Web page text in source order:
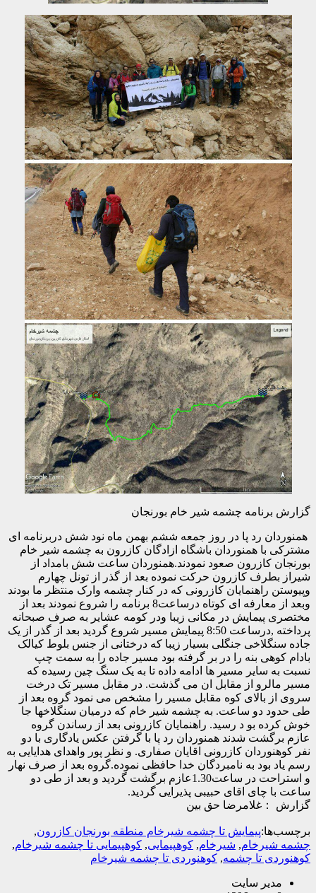
چشمه شیر خام بورنجان
رد پا در روز جمعه ششم بهمن ماه نود شش دربرنامه ای
همنوردان باشگاه ازادگان کازرون به چشمه شیر خام
کازرون صعود نمودند.همنوردان ساعت شش بامداد از
کازرون حرکت نموده بعد از گذر از تونل چهارم
راهنمایان کازرونی که در کنار چشمه وارک منتظر ما بودند
وبعد از معارفه ای کوتاه درساعت8 برنامه را شروع نمودند بعد از
در مکانی زیبا ودر کومه عشایر به صرف صبحانه
پرداخته ,درساعت 8:50 پیمایش مسیر شروع گردید بعد از گذر از یک
جنگلی بسیار زیبا که درختانی از جنس بلوط کیالک
بنه را در بر گرفته بود مسیر جاده را به سمت چپ
مسیر ها ادامه داده تا به یک سنگ چین رسیده که
از مقابل ان می گذشت. در مقابل مسیر تک درخت
بالای کوه مقابل مسیر را مشخص می نمود گروه بعد از
دو ساعت. به چشمه شیر خام که درمیان سنگلاخها جا
بو د رسید. راهنمایان کازرونی بعد از رساندن گروه
شدند همنوردان رد پا با گرفتن عکس یادگاری با دو
کازرونی اقایان صفاری. و نظر پور واهدای هدایایی به
به نامبردگان خدا حافظی نموده.گروه بعد از صرف نهار
و استراحت در ساعت1.30عازم برگشت گردید و بعد از طی دو
اقای حبیبی پذیرایی گردید.
غلامرضا حق بین
پیمایش تا چشمه شیرخام منطقه بورنجان کازرون,
, شیرخام, کوهپیمایی,کوهپیمایی تا چشمه شیرخام,
تا چشمه ,کوهنوردی تا چشمه شیرخام
سایت